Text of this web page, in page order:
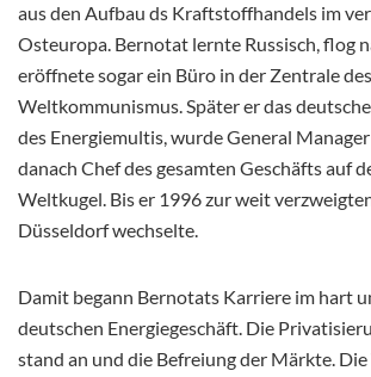
aus den Aufbau ds Kraftstoffhandels im
Osteuropa. Bernotat lernte Russisch, flog
eröffnete sogar ein Büro in der Zentrale des
Weltkommunismus. Später er das
des Energiemultis, wurde General
danach Chef des gesamten Geschäfts auf
Weltkugel. Bis er 1996 zur weit
Düsseldorf wechselte.
Damit begann Bernotats Karriere im hart
deutschen Energiegeschäft. Die
stand an und die Befreiung der Märkte.